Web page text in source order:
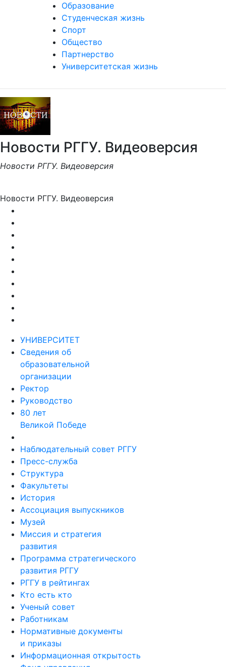
Образование
Студенческая жизнь
Спорт
Общество
Партнерство
Университетская жизнь
Новости РГГУ. Видеоверсия
Новости РГГУ. Видеоверсия
Новости РГГУ. Видеоверсия
УНИВЕРСИТЕТ
Сведения об
образовательной
организации
Ректор
Руководство
80 лет
Великой Победе
Наблюдательный совет РГГУ
Пресс-служба
Структура
Факультеты
История
Ассоциация выпускников
Музей
Миссия и стратегия
развития
Программа стратегического
развития РГГУ
РГГУ в рейтингах
Кто есть кто
Ученый совет
Работникам
Нормативные документы
и приказы
Информационная открытость